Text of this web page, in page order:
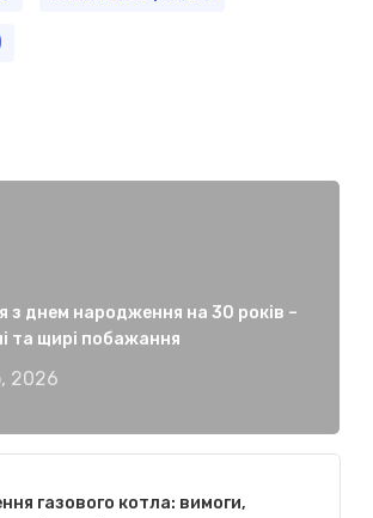
з днем народження на 30 років –
та щирі побажання
2026
газового котла: вимоги,